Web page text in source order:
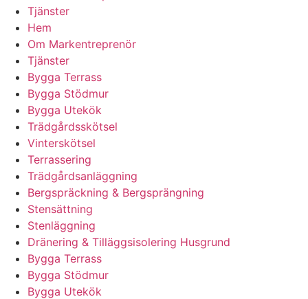
Tjänster
Hem
Om Markentreprenör
Tjänster
Bygga Terrass
Bygga Stödmur
Bygga Utekök
Trädgårdsskötsel
Vinterskötsel
Terrassering
Trädgårdsanläggning
Bergspräckning & Bergsprängning
Stensättning
Stenläggning
Dränering & Tilläggsisolering Husgrund
Bygga Terrass
Bygga Stödmur
Bygga Utekök